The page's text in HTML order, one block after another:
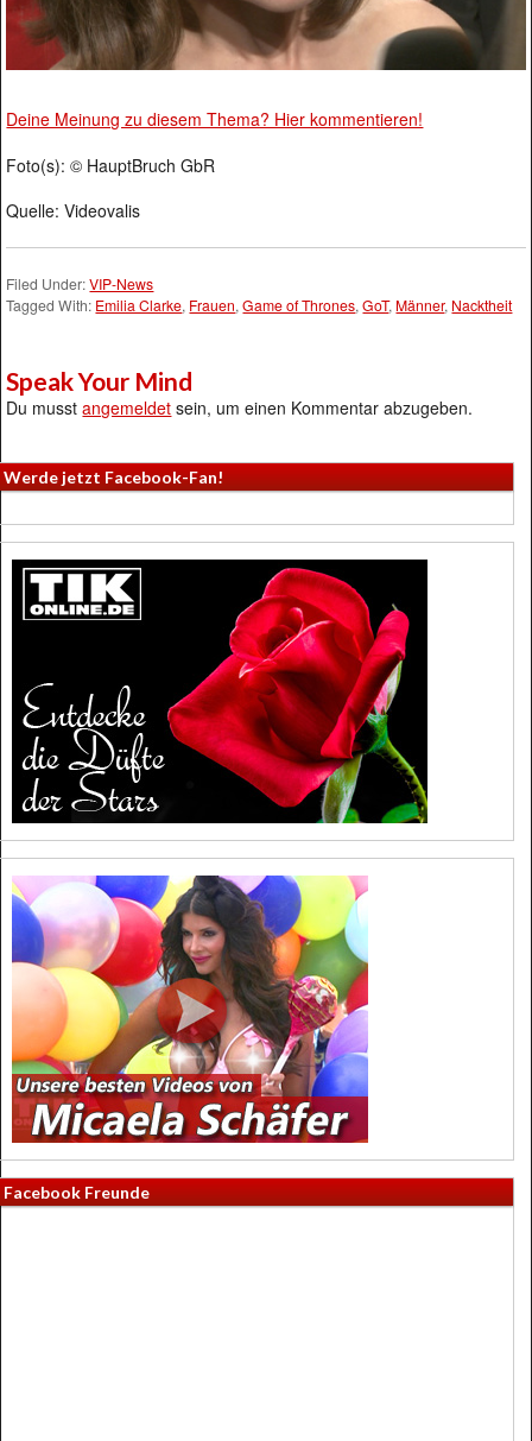
Deine Meinung zu diesem Thema? Hier kommentieren!
Foto(s): © HauptBruch GbR
Quelle: Videovalis
Filed Under:VIP-News
Tagged With: Emilia Clarke, Frauen,Game of Thrones,GoT, Männer, Nacktheit
Speak Your Mind
Du musstangemeldet sein, um einen Kommentar abzugeben.
Werde jetzt Facebook-Fan!
Facebook Freunde